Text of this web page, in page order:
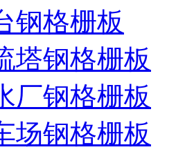
钢格栅板
塔钢格栅板
厂钢格栅板
场钢格栅板